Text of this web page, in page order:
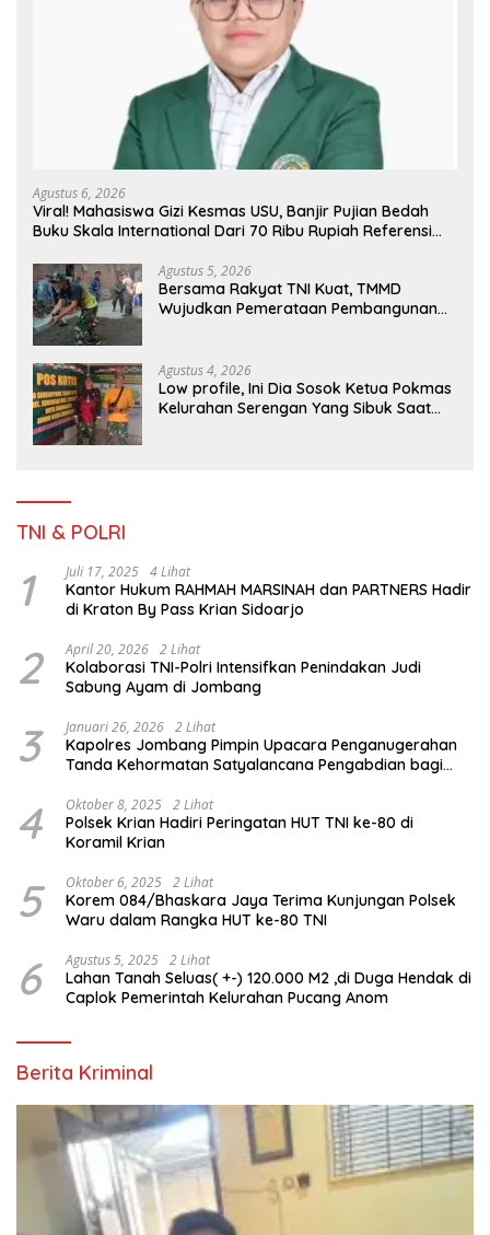
Agustus 6, 2026
Viral! Mahasiswa Gizi Kesmas USU, Banjir Pujian Bedah
Buku Skala International Dari 70 Ribu Rupiah Referensi
Agustus 5, 2026
Bersama Rakyat TNI Kuat, TMMD
Wujudkan Pemerataan Pembangunan
Agustus 4, 2026
Low profile, Ini Dia Sosok Ketua Pokmas
Kelurahan Serengan Yang Sibuk Saat
TNI & POLRI
1 Juli 17, 2025 4 Lihat
Kantor Hukum RAHMAH MARSINAH dan PARTNERS Hadir
di Kraton By Pass Krian Sidoarjo
2 April 20, 2026 2 Lihat
Kolaborasi TNI-Polri Intensifkan Penindakan Judi
Sabung Ayam di Jombang
3 Januari 26, 2026 2 Lihat
Kapolres Jombang Pimpin Upacara Penganugerahan
Tanda Kehormatan Satyalancana Pengabdian bagi
4 Oktober 8, 2025 2 Lihat
Polsek Krian Hadiri Peringatan HUT TNI ke-80 di
Koramil Krian
5 Oktober 6, 2025 2 Lihat
Korem 084/Bhaskara Jaya Terima Kunjungan Polsek
6 Agustus 5, 2025 2 Lihat
Lahan Tanah Seluas( +-) 120.000 M2 ,di Duga Hendak di
Caplok Pemerintah Kelurahan Pucang Anom
Berita Kriminal